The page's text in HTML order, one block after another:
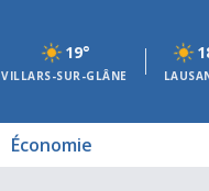
19°
VILLARS-SUR-GLÂNE
Économie